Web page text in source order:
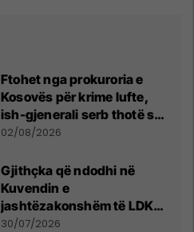
Ftohet nga prokuroria e
Kosovës për krime lufte,
ish-gjenerali serb thotë se
dikush e tradhtoi në
02/08/2026
Gjithçka që ndodhi në
Kuvendin e
jashtëzakonshëm të LDK-
së
30/07/2026